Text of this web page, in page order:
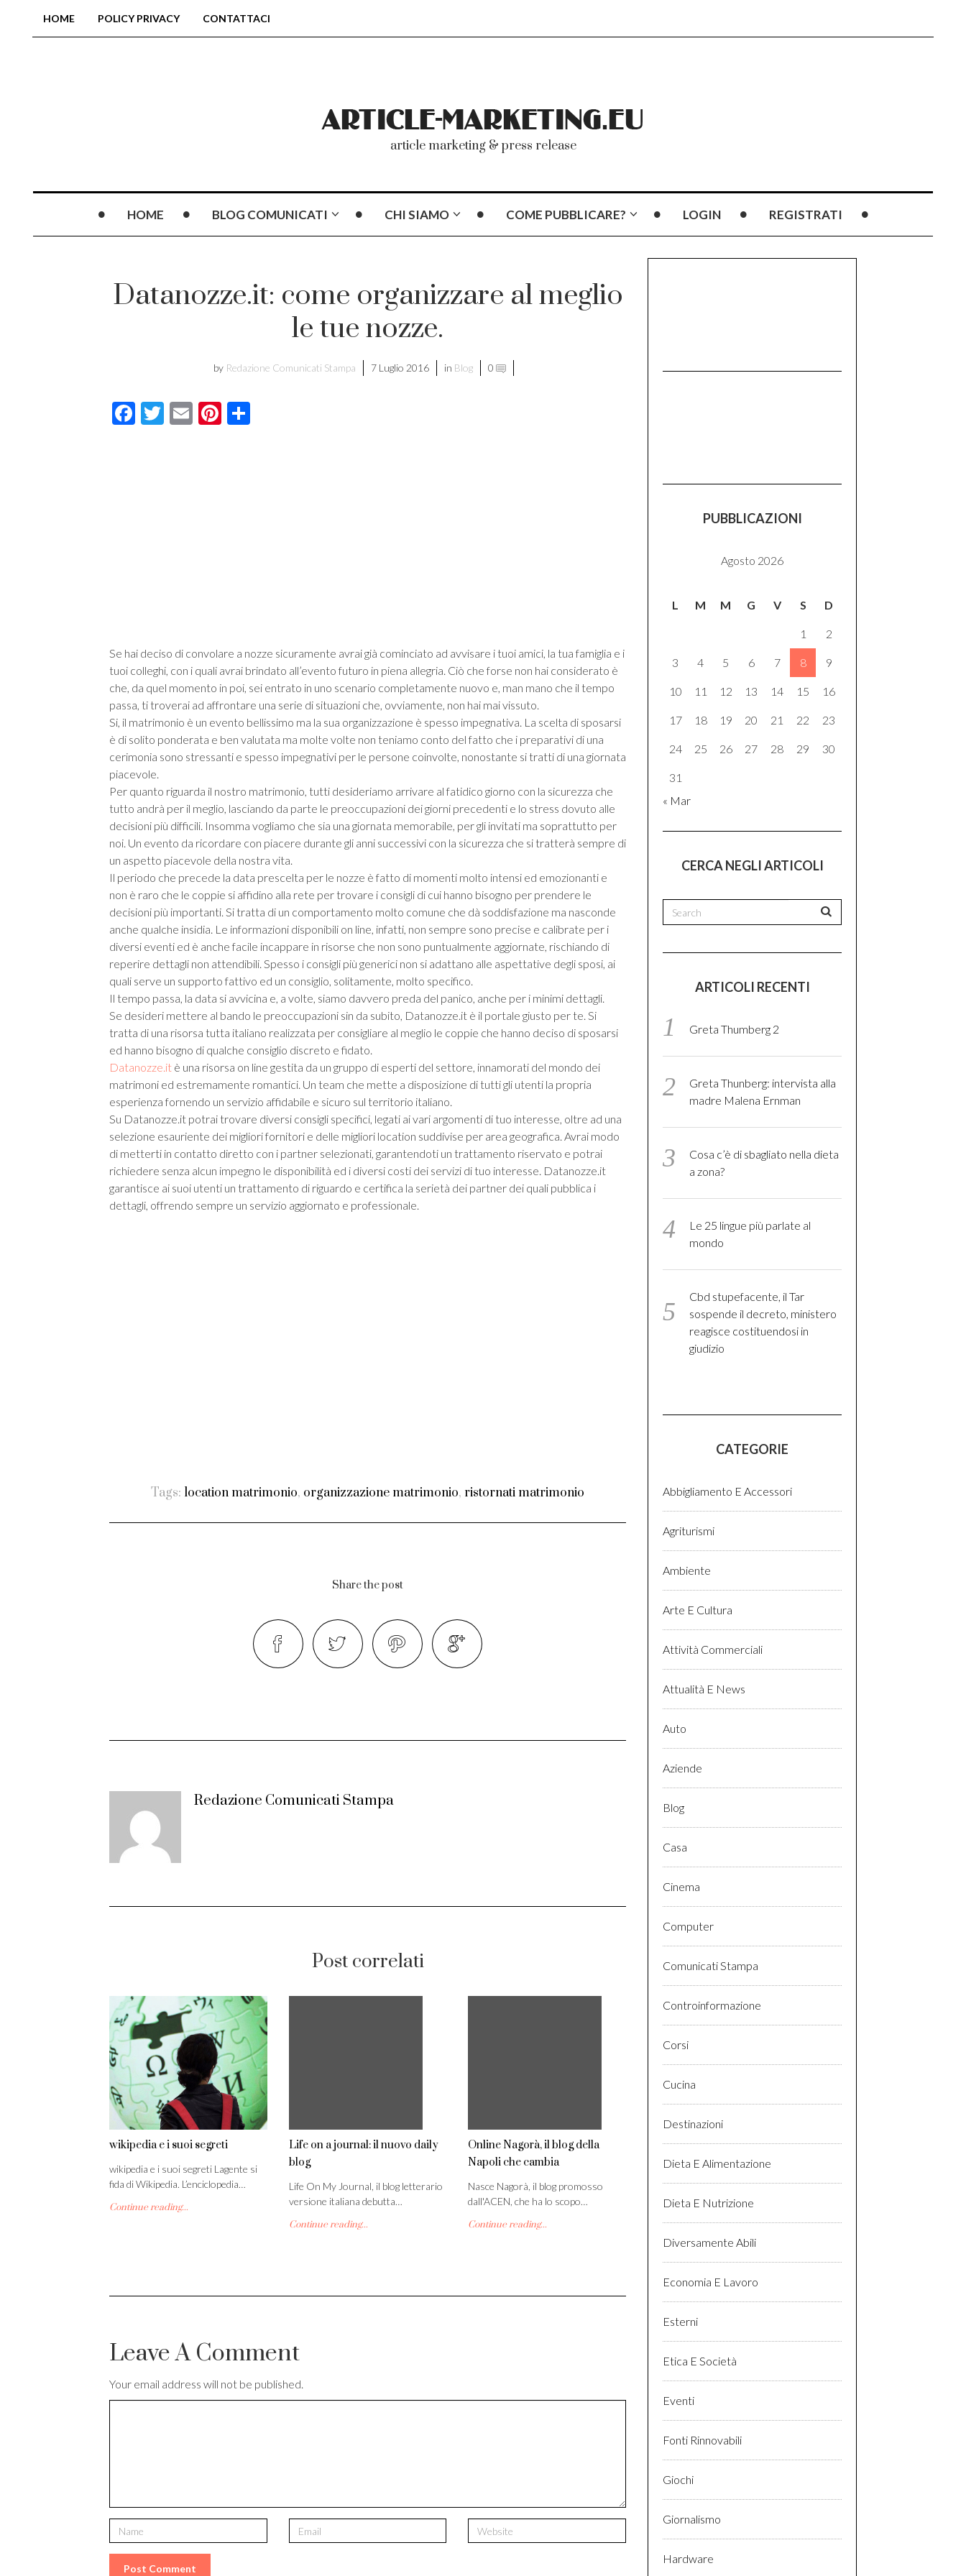
HOME POLICY PRIVACY CONTATTACI
article marketing & press release
HOME BLOG COMUNICATI CHI SIAMO COME PUBBLICARE? LOGIN REGISTRATI
Datanozze.it: come organizzare al meglio
le tue nozze.
by Redazione Comunicati Stampa 7 Luglio 2016 in Blog 0
Facebook
Twitter
EmailPinterest
Se hai deciso di convolare a nozze sicuramente avrai già cominciato ad avvisare i tuoi amici, la tua famiglia e i
tuoi colleghi, con i quali avrai brindato all’evento futuro in piena allegria. Ciò che forse non hai considerato è
che, da quel momento in poi, sei entrato in uno scenario completamente nuovo e, man mano che il tempo
passa, ti troverai ad affrontare una serie di situazioni che, ovviamente, non hai mai vissuto.
Si, il matrimonio è un evento bellissimo ma la sua organizzazione è spesso impegnativa. La scelta di sposarsi
è di solito ponderata e ben valutata ma molte volte non teniamo conto del fatto che i preparativi di una
cerimonia sono stressanti e spesso impegnativi per le persone coinvolte, nonostante si tratti di una giornata
piacevole.
Per quanto riguarda il nostro matrimonio, tutti desideriamo arrivare al fatidico giorno con la sicurezza che
tutto andrà per il meglio, lasciando da parte le preoccupazioni dei giorni precedenti e lo stress dovuto alle
decisioni più difficili. Insomma vogliamo che sia una giornata memorabile, per gli invitati ma soprattutto per
noi. Un evento da ricordare con piacere durante gli anni successivi con la sicurezza che si tratterà sempre di
un aspetto piacevole della nostra vita.
Il periodo che precede la data prescelta per le nozze è fatto di momenti molto intensi ed emozionanti e
non è raro che le coppie si affidino alla rete per trovare i consigli di cui hanno bisogno per prendere le
decisioni più importanti. Si tratta di un comportamento molto comune che dà soddisfazione ma nasconde
anche qualche insidia. Le informazioni disponibili on line, infatti, non sempre sono precise e calibrate per i
diversi eventi ed è anche facile incappare in risorse che non sono puntualmente aggiornate, rischiando di
reperire dettagli non attendibili. Spesso i consigli più generici non si adattano alle aspettative degli sposi, ai
quali serve un supporto fattivo ed un consiglio, solitamente, molto specifico.
Il tempo passa, la data si avvicina e, a volte, siamo davvero preda del panico, anche per i minimi dettagli.
Se desideri mettere al bando le preoccupazioni sin da subito, Datanozze.it è il portale giusto per te. Si
tratta di una risorsa tutta italiano realizzata per consigliare al meglio le coppie che hanno deciso di sposarsi
ed hanno bisogno di qualche consiglio discreto e fidato.
Datanozze.it è una risorsa on line gestita da un gruppo di esperti del settore, innamorati del mondo dei
matrimoni ed estremamente romantici. Un team che mette a disposizione di tutti gli utenti la propria
esperienza fornendo un servizio affidabile e sicuro sul territorio italiano.
Su Datanozze.it potrai trovare diversi consigli specifici, legati ai vari argomenti di tuo interesse, oltre ad una
selezione esauriente dei migliori fornitori e delle migliori location suddivise per area geografica. Avrai modo
di metterti in contatto diretto con i partner selezionati, garantendoti un trattamento riservato e potrai
richiedere senza alcun impegno le disponibilità ed i diversi costi dei servizi di tuo interesse. Datanozze.it
garantisce ai suoi utenti un trattamento di riguardo e certifica la serietà dei partner dei quali pubblica i
dettagli, offrendo sempre un servizio aggiornato e professionale.
Tags: location matrimonio, organizzazione matrimonio, ristornati matrimonio
Share the post
Redazione Comunicati Stampa
Post correlati
wikipedia e i suoi segreti
wikipedia e i suoi segreti Lagente si
fida di Wikipedia. L’enciclopedia…
Continue reading...
Life on a journal: il nuovo daily
blog
Life On My Journal, il blog letterario
versione italiana debutta…
Continue reading...
Online Nagorà, il blog della
Napoli che cambia
Nasce Nagorà, il blog promosso
dall'ACEN, che ha lo scopo…
Continue reading...
Leave A Comment
Your email address will not be published.
PUBBLICAZIONI
Agosto 2026
L M M G V S D
1 2
3 4 5 6 7 8 9
10 11 12 13 14 15 16
17 18 19 20 21 22 23
24 25 26 27 28 29 30
31
« Mar
CERCA NEGLI ARTICOLI
ARTICOLI RECENTI
Greta Thumberg 2
Greta Thunberg: intervista alla
madre Malena Ernman
Cosa c’è di sbagliato nella dieta
a zona?
Le 25 lingue più parlate al
mondo
Cbd stupefacente, il Tar
sospende il decreto, ministero
reagisce costituendosi in
giudizio
CATEGORIE
Abbigliamento E Accessori
Agriturismi
Ambiente
Arte E Cultura
Attività Commerciali
Attualità E News
Auto
Aziende
Blog
Casa
Cinema
Computer
Comunicati Stampa
Controinformazione
Corsi
Cucina
Destinazioni
Dieta E Alimentazione
Dieta E Nutrizione
Diversamente Abili
Economia E Lavoro
Esterni
Etica E Società
Eventi
Fonti Rinnovabili
Giochi
Giornalismo
Hardware